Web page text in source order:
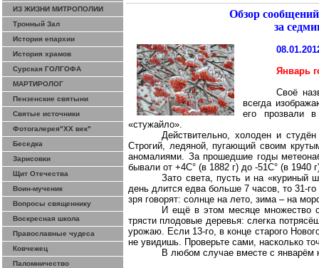
ИЗ ЖИЗНИ МИТРОПОЛИИ
Тронный Зал
История епархии
История храмов
Сурская ГОЛГОФА
МАРТИРОЛОГ
Пензенские святыни
Святые источники
Фотогалерея"ХХ век"
Беседка
Зарисовки
Щит Отечества
Воин-мученик
Вопросы священнику
Воскресная школа
Православные чудеса
Ковчежец
Паломничество
Обзор
за
Январь
Своё
всегда
его прозвали
«стужайло».
Действительно, холоден и
Строгий, ледяной, пугающий своим
аномалиями. За прошедшие годы
бывали от +4С° (в 1882 г) до -51С° (в 1940 г
Зато света, пусть и на «куриный
день длится едва больше 7 часов, то 31-
зря говорят: солнце на лето, зима – на
И ещё в этом месяце множество
трясти плодовые деревья: слегка
урожаю. Если 13-го, в конце старого
не увидишь. Проверьте сами, насколько
В любом случае вместе с январём